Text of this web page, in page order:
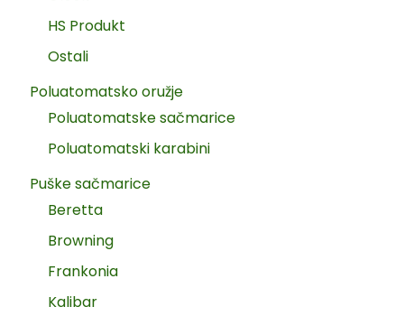
HS Produkt
Ostali
Poluatomatsko oružje
Poluatomatske sačmarice
Poluatomatski karabini
Puške sačmarice
Beretta
Browning
Frankonia
Kalibar